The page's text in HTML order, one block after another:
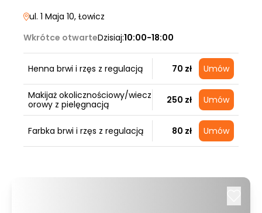
ul. 1 Maja 10, Łowicz
Wkrótce otwarteDzisiaj:10:00-18:00
Henna brwi i rzęs z regulacją 70 zł Umów
Makijaż okolicznościowy/wiecz
orowy z pielęgnacją
250 zł Umów
Farbka brwi i rzęs z regulacją 80 zł Umów